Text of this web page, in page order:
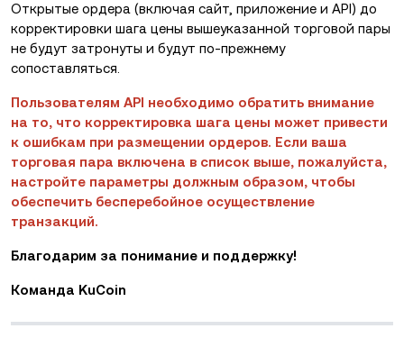
Открытые ордера (включая сайт, приложение и API) до
корректировки шага цены вышеуказанной торговой пары
не будут затронуты и будут по-прежнему
сопоставляться.
Пользователям API необходимо обратить внимание
на то, что корректировка шага цены может привести
к ошибкам при размещении ордеров. Если ваша
торговая пара включена в список выше, пожалуйста,
настройте параметры должным образом, чтобы
обеспечить бесперебойное осуществление
транзакций.
Благодарим за понимание и поддержку!
Команда KuCoin